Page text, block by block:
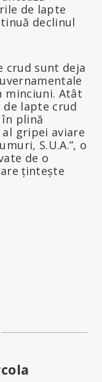
de lapte
declinul
crud sunt deja
minciuni. Atât
lapte crud
plină
al gripei aviare
S.U.A.”, o
de o
țintește